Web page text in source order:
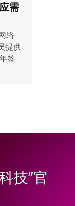
需
络
提供
签
技”官